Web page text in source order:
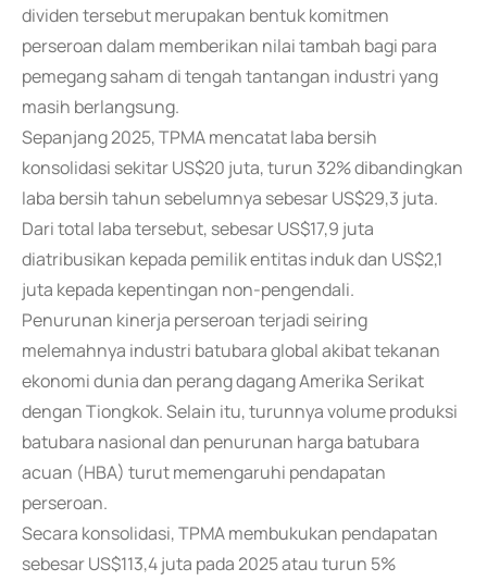
dividen tersebut merupakan bentuk komitmen
perseroan dalam memberikan nilai tambah bagi para
pemegang saham di tengah tantangan industri yang
masih berlangsung.
Sepanjang 2025, TPMA mencatat laba bersih
konsolidasi sekitar US$20 juta, turun 32% dibandingkan
laba bersih tahun sebelumnya sebesar US$29,3 juta.
Dari total laba tersebut, sebesar US$17,9 juta
diatribusikan kepada pemilik entitas induk dan US$2,1
juta kepada kepentingan non-pengendali.
Penurunan kinerja perseroan terjadi seiring
melemahnya industri batubara global akibat tekanan
ekonomi dunia dan perang dagang Amerika Serikat
dengan Tiongkok. Selain itu, turunnya volume produksi
batubara nasional dan penurunan harga batubara
acuan (HBA) turut memengaruhi pendapatan
perseroan.
Secara konsolidasi, TPMA membukukan pendapatan
sebesar US$113,4 juta pada 2025 atau turun 5%